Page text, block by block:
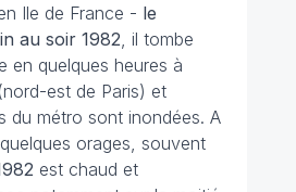
Ile de France - le
au soir 1982 , il tombe
en quelques heures à
est de Paris) et
du métro sont inondées. A
orages, souvent
est chaud et